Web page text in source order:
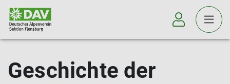
Geschichte der